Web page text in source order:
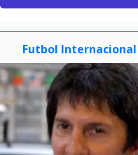
Futbol Internacional